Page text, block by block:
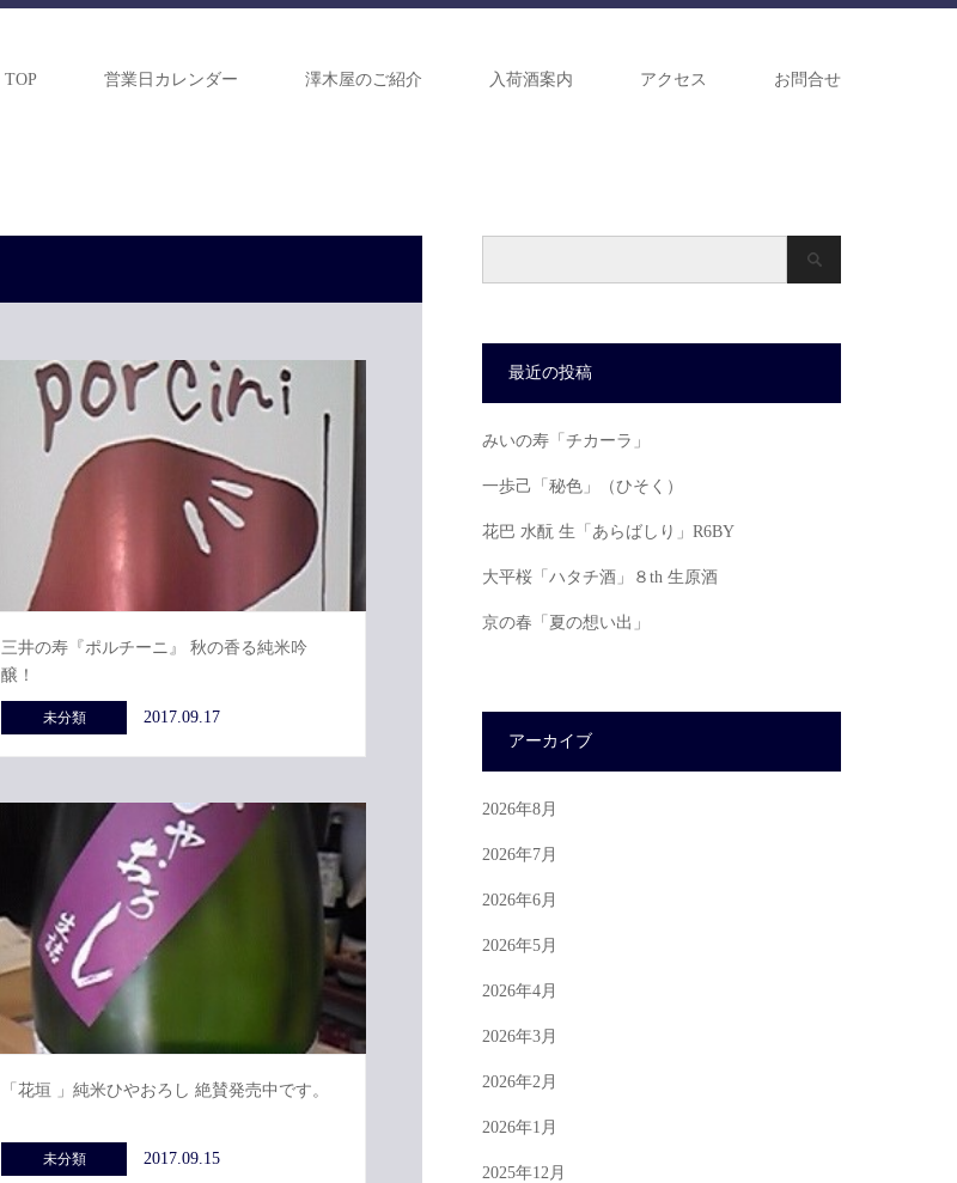
TOP 営業日カレンダー 澤木屋のご紹介 入荷酒案内 アクセス お問合せ
三井の寿『ポルチーニ』 秋の香る純米吟
醸！
未分類 2017.09.17
「花垣 」純米ひやおろし 絶賛発売中です。
未分類 2017.09.15
最近の投稿
みいの寿「チカーラ」
一歩己「秘色」（ひそく）
花巴 水酛 生「あらばしり」R6BY
大平桜「ハタチ酒」８th 生原酒
京の春「夏の想い出」
アーカイブ
2026年8月
2026年7月
2026年6月
2026年5月
2026年4月
2026年3月
2026年2月
2026年1月
2025年12月